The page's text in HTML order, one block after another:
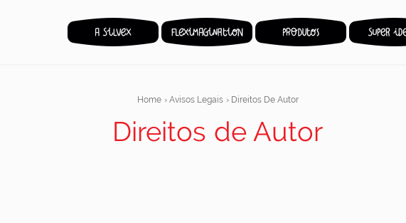
Home › Avisos Legais › Direitos De Autor
Direitos de Autor